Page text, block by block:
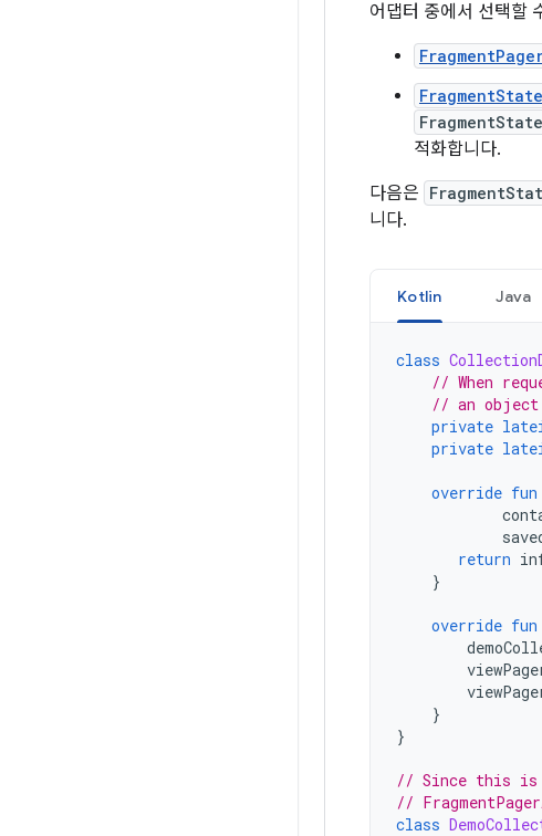
어댑터 중에서 선택할
적화합니다.
다음은
니다.
Kotlin Java
class
// When
// an
private
private
override fun
return
}
override fun
}
}
// Since this is
//
class